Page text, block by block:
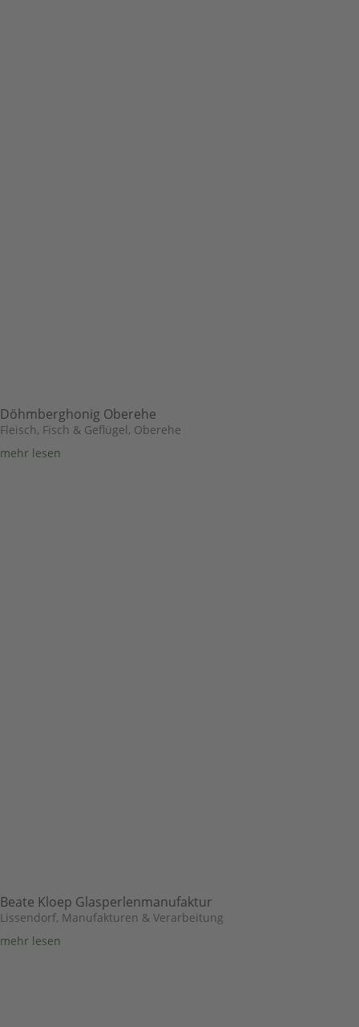
Döhmberghonig Oberehe
Fleisch, Fisch & Geflügel, Oberehe
mehr lesen
Beate Kloep Glasperlenmanufaktur
Lissendorf, Manufakturen & Verarbeitung
mehr lesen